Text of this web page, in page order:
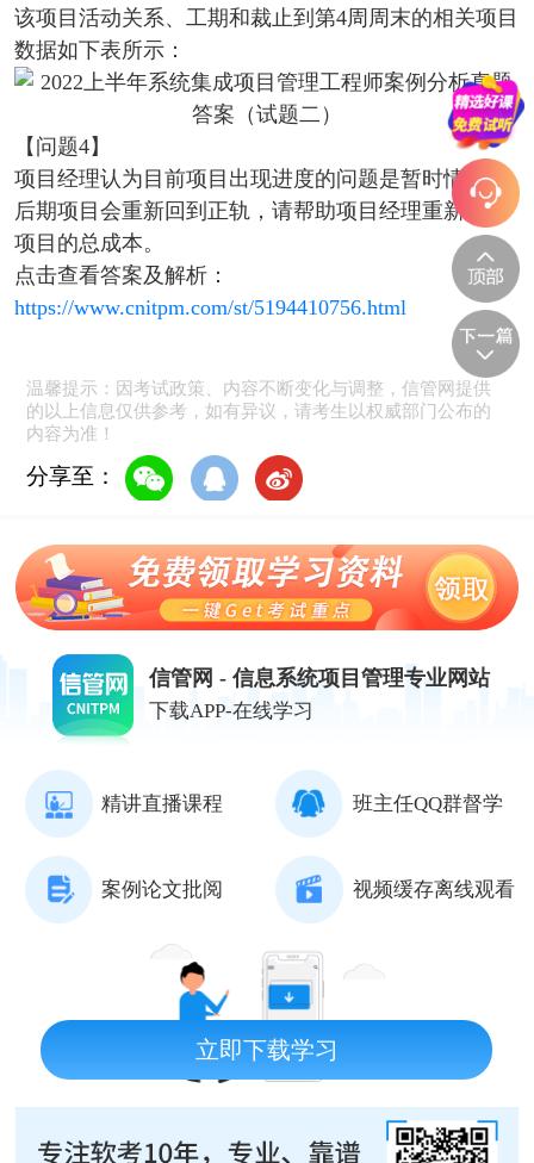
该项目活动关系、工期和裁止到第4周周末的相关项目
数据如下表所示：
【问题4】
项目经理认为目前项目出现进度的问题是暂时情况，
后期项目会重新回到正轨，请帮助项目经理重新估算
项目的总成本。
点击查看答案及解析：
https://www.cnitpm.com/st/5194410756.html
温馨提示：因考试政策、内容不断变化与调整，信管网提供
的以上信息仅供参考，如有异议，请考生以权威部门公布的
内容为准！
分享至：
信管网 - 信息系统项目管理专业网站
下载APP-在线学习
精讲直播课程 班主任QQ群督学
案例论文批阅 视频缓存离线观看
立即下载学习